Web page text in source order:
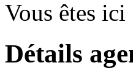
Vous êtes ici
Détails